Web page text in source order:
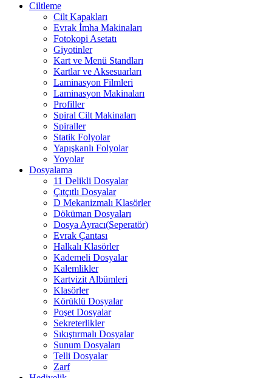
Ciltleme
Cilt Kapakları
Evrak İmha Makinaları
Fotokopi Asetatı
Giyotinler
Kart ve Menü Standları
Kartlar ve Aksesuarları
Laminasyon Filmleri
Laminasyon Makinaları
Profiller
Spiral Cilt Makinaları
Spiraller
Statik Folyolar
Yapışkanlı Folyolar
Yoyolar
Dosyalama
11 Delikli Dosyalar
Çıtçıtlı Dosyalar
D Mekanizmalı Klasörler
Döküman Dosyaları
Dosya Ayracı(Seperatör)
Evrak Çantası
Halkalı Klasörler
Kademeli Dosyalar
Kalemlikler
Kartvizit Albümleri
Klasörler
Körüklü Dosyalar
Poşet Dosyalar
Sekreterlikler
Sıkıştırmalı Dosyalar
Sunum Dosyaları
Telli Dosyalar
Zarf